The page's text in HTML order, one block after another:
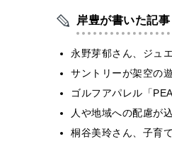
岸豊が書いた記事
永野芽郁さん、ジュ
サントリーが架空の
ゴルフアパレル「
人や地域への配慮が
桐谷美玲さん、子育